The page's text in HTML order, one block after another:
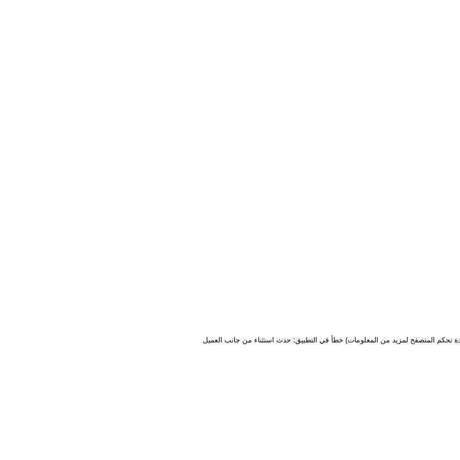
خطأ في التطبيق: حدث استثناء من جانب العميل تحكم المتصفح لمزيد من المعلومات)